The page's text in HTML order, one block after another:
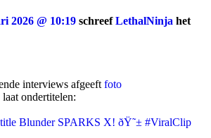
2026 @ 10:19 schreefLethalNinja het
interviews afgeeft foto
ondertitelen:
Blunder SPARKS X! ðŸ˜± #ViralClip